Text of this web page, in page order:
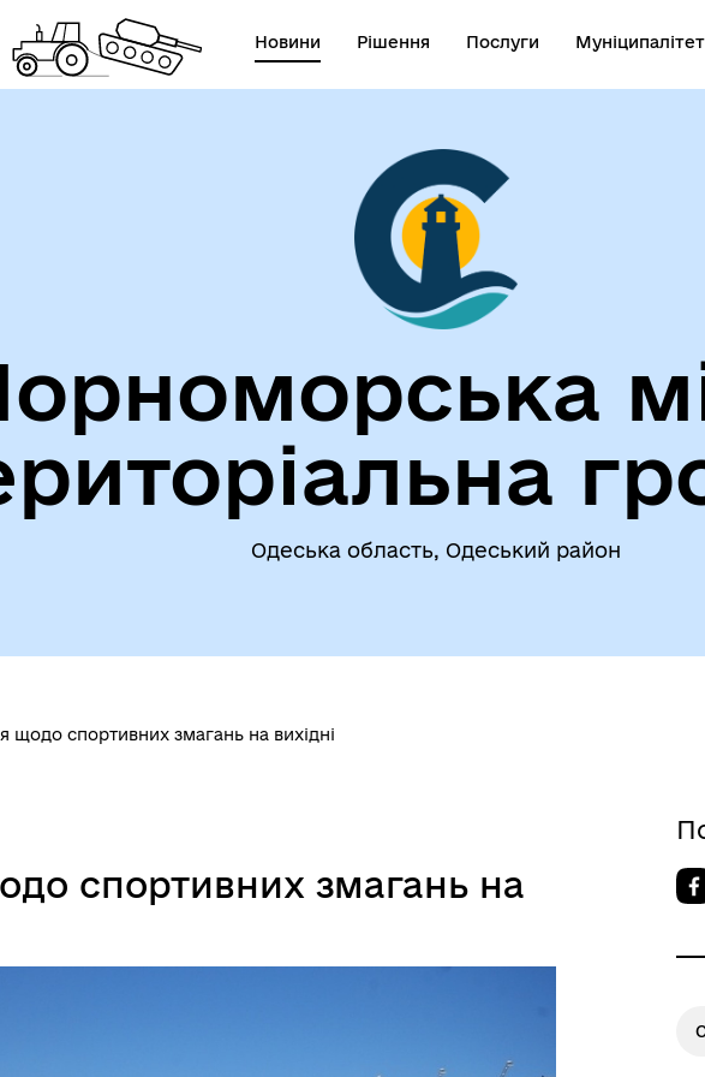
Новини Рішення Послуги Муніципалітет
Колегіальні органи (ради,
Герої не вмирають!
Одеська область, Одеський район
щодо спортивних змагань на вихідні
спортивних змагань на